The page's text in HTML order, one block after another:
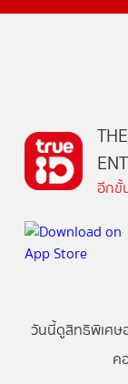
อีกขั้
วันนี้ดูสิทธิพิเศษ
ค